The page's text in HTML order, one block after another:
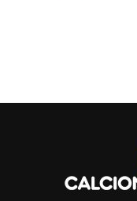
e di
chiesto
sulla reale